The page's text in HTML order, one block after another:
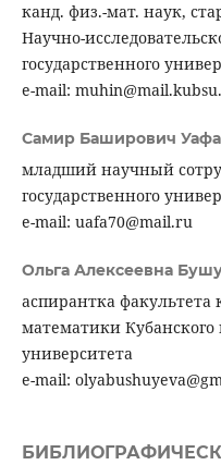
канд. физ.-мат. наук,
Научно-
государственного
e-mail:
Самир Баширович Уафа
младший научный
государственного
e-mail: uafa70@mail.ru
Ольга Алексеевна
аспирантка
математики Кубанского
университета
e-mail: